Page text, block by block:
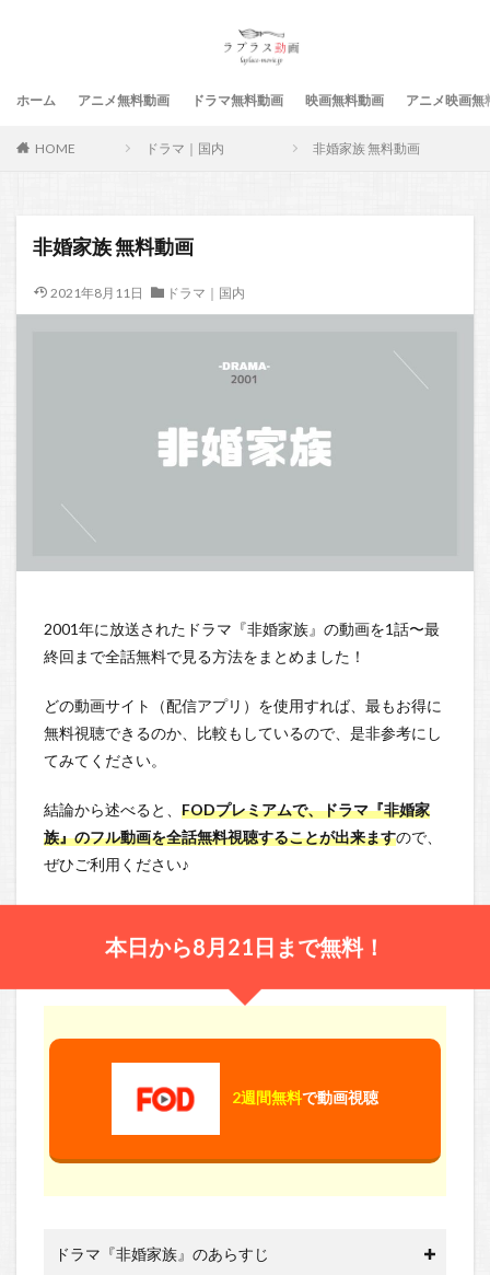
ホーム アニメ無料動画 ドラマ無料動画 映画無料動画 アニメ映画無
HOME ドラマ｜国内 非婚家族 無料動画
非婚家族 無料動画
2021年8月11日 ドラマ｜国内
2001年に放送されたドラマ『非婚家族』の動画を1話〜最
終回まで全話無料で見る方法をまとめました！
どの動画サイト（配信アプリ）を使用すれば、最もお得に
無料視聴できるのか、比較もしているので、是非参考にし
てみてください。
結論から述べると、 FODプレミアムで、ドラマ『非婚家
族』のフル動画を全話無料視聴することが出来ますので、
ぜひご利用ください♪
本日から8月21日まで無料！
2週間無料で動画視聴
ドラマ『非婚家族』のあらすじ